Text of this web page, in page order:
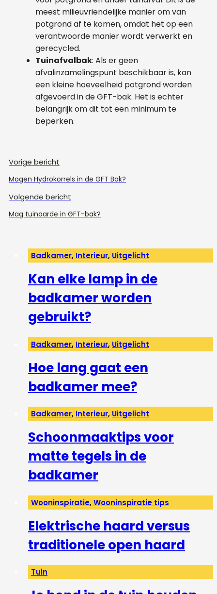
meest milieuvriendelijke manier om van
potgrond af te komen, omdat het op een
verantwoorde manier wordt verwerkt en
gerecycled.
Tuinafvalbak: Als er geen
afvalinzamelingspunt beschikbaar is, kan
een kleine hoeveelheid potgrond worden
afgevoerd in de GFT-bak. Het is echter
belangrijk om dit tot een minimum te
beperken.
Vorige bericht
Mogen Hydrokorrels in de GFT Bak?
Volgende bericht
Mag tuinaarde in GFT-bak?
Badkamer, Interieur, Uitgelicht
Kan elke lamp in de
badkamer worden
gebruikt?
Badkamer, Interieur, Uitgelicht
Hoe lang gaat een
badkamer mee?
Badkamer, Interieur, Uitgelicht
Schoonmaaktips voor
matte tegels in de
badkamer
Wooninspiratie,Wooninspiratie tips
Elektrische haard versus
traditionele open haard
Tuin